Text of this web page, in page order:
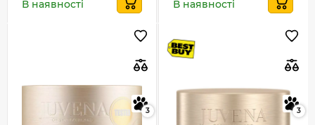
В наявності В наявності
3 3